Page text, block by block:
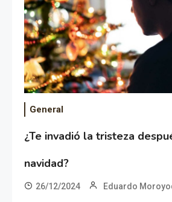
General
¿Te invadió la tristeza
navidad?
26/12/2024 Eduardo